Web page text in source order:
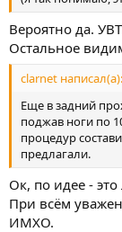
Вероятно да.
Остальное
clarnet написал(а):
Еще в задний
поджав ноги по
процедур
предлагали.
Ок, по идее -
При всём
ИМХО.